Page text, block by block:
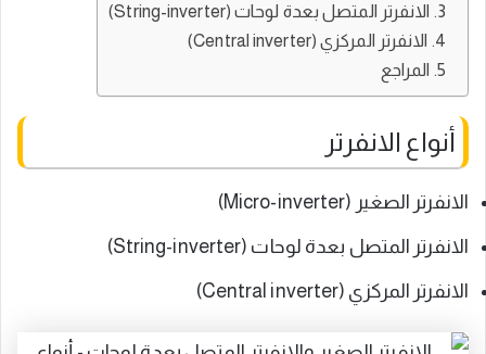
الانفرتر المتصل بعدة لوحات (String-inverter)
الانفرتر المركزي (Central inverter)
المراجع
أنواع الانفرتر
الانفرتر الصغير (Micro-inverter)
الانفرتر المتصل بعدة لوحات (String-inverter)
الانفرتر المركزي (Central inverter)